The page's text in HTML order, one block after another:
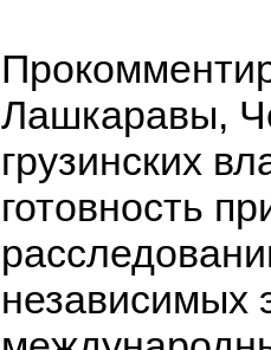
Лашкаравы,
грузинских
готовность
независимых